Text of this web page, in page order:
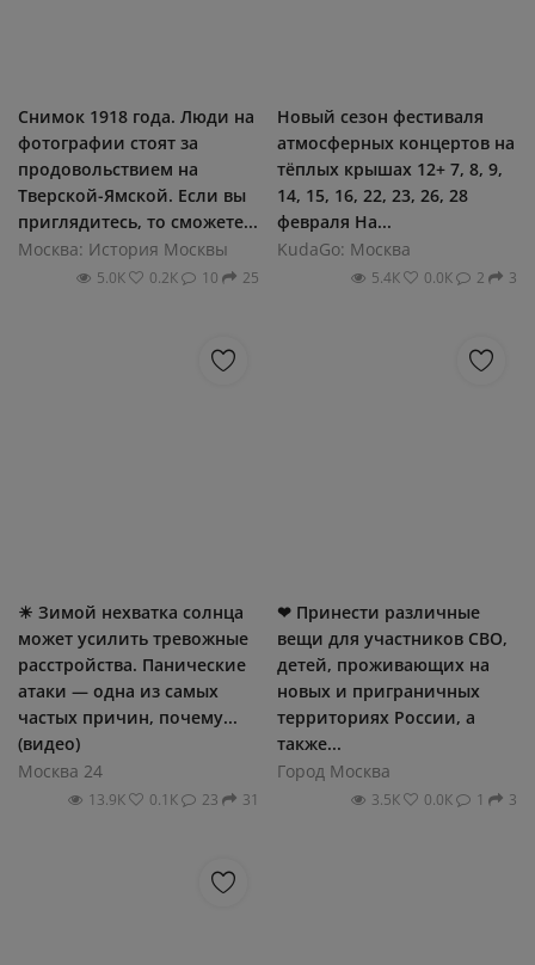
Снимок 1918 года. Люди на
фотографии стоят за
продовольствием на
Тверской-Ямской. Если вы
приглядитесь, то сможете...
Москва: История Москвы
5.0К 0.2К 10 25
Новый сезон фестиваля
атмосферных концертов на
тёплых крышах 12+ 7, 8, 9,
14, 15, 16, 22, 23, 26, 28
февраля На...
KudaGo: Москва
5.4К 0.0К 2 3
☀ Зимой нехватка солнца
может усилить тревожные
расстройства. Панические
атаки — одна из самых
частых причин, почему...
(видео)
Москва 24
13.9К 0.1К 23 31
❤ Принести различные
вещи для участников СВО,
детей, проживающих на
новых и приграничных
территориях России, а
также...
Город Москва
3.5К 0.0К 1 3